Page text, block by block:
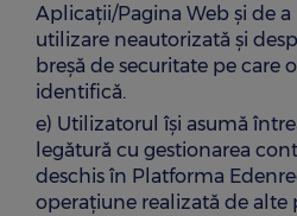
Aplicații/Pagina Web și de
utilizare neautorizată și
breșă de securitate pe care
identifică.
e) Utilizatorul îşi asumă
legătură cu gestionarea
deschis în Platforma
operațiune realizată de alte